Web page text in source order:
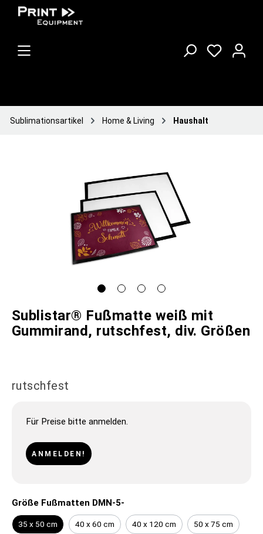
Sublimationsartikel Home & Living Haushalt
Sublistar® Fußmatte weiß mit
Gummirand, rutschfest, div. Größen
rutschfest
Für Preise bitte anmelden.
ANMELDEN!
Größe Fußmatten DMN-5-
35 x 50 cm 40 x 60 cm 40 x 120 cm 50 x 75 cm